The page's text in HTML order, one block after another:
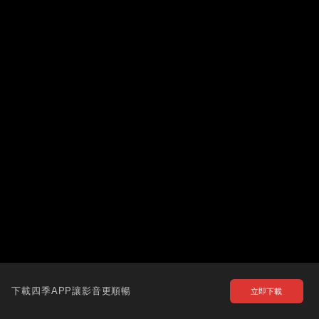
下載四季APP讓影音更順暢 立即下載